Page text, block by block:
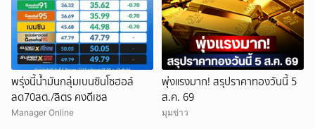
พรุ่งนี้น้ำมันกลุ่มเบนซินโซฮอล์
ลด70สต./ลิตร คงดีเซล
Manager Online
พุ่งแรงมาก! สรุปราคาทองวันนี้ 5
ส.ค. 69
มุมข่าว
ยกเลิก